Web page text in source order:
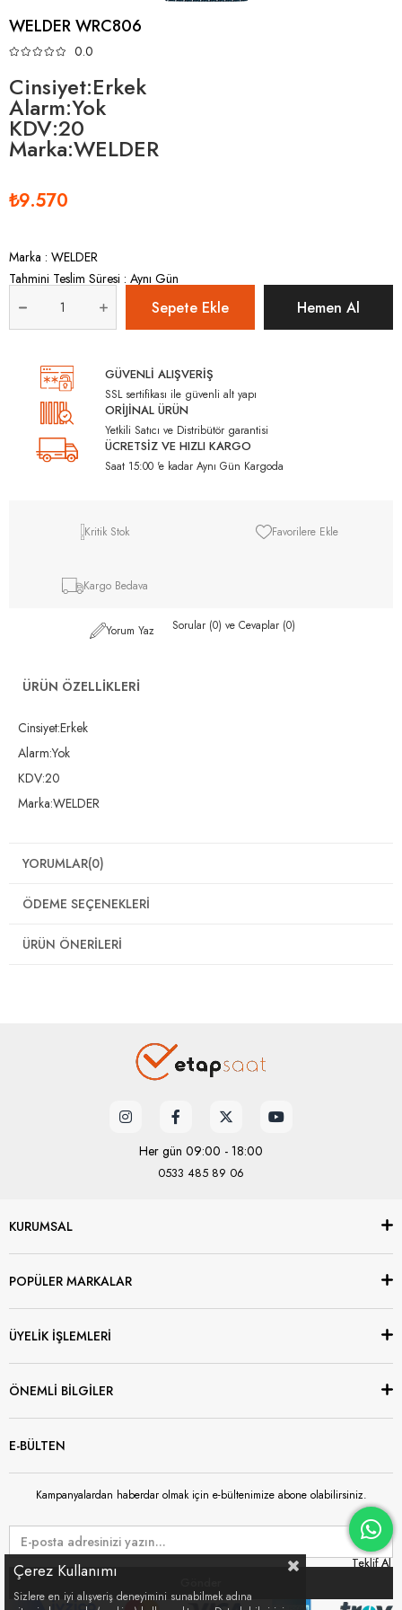
WELDER WRC806
0.0
Cinsiyet:Erkek
Alarm:Yok
KDV:20
Marka:WELDER
₺9.570
Marka : WELDER
Tahmini Teslim Süresi : Aynı Gün
GÜVENLİ ALIŞVERİŞ
SSL sertifikası ile güvenli alt yapı
ORİJİNAL ÜRÜN
Yetkili Satıcı ve Distribütör garantisi
ÜCRETSİZ VE HIZLI KARGO
Saat 15:00 'e kadar Aynı Gün Kargoda
Kritik Stok Favorilere Ekle
Kargo Bedava
Yorum Yaz Sorular (0) ve Cevaplar (0)
ÜRÜN ÖZELLIKLERI
Cinsiyet:Erkek
Alarm:Yok
KDV:20
Marka:WELDER
YORUMLAR(0)
ÖDEME SEÇENEKLERI
ÜRÜN ÖNERILERI
Her gün 09:00 - 18:00
0533 485 89 06
KURUMSAL
POPÜLER MARKALAR
ÜYELİK İŞLEMLERİ
ÖNEMLİ BİLGİLER
E-BÜLTEN
Kampanyalardan haberdar olmak için e-bültenimize abone olabilirsiniz.
Çerez Kullanımı
Sizlere en iyi alışveriş deneyimini sunabilmek adına